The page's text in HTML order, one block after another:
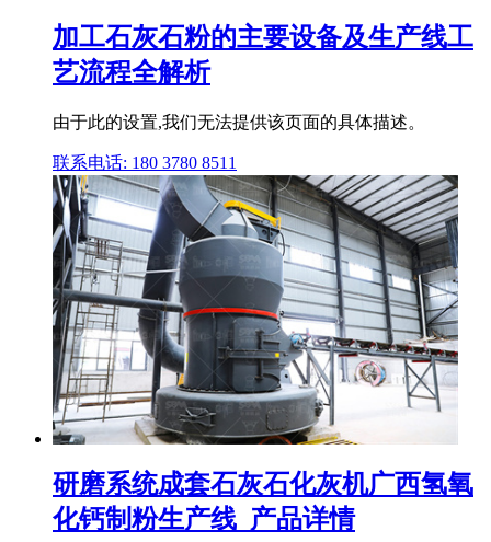
加工石灰石粉的主要设备及生产线工
艺流程全解析
由于此的设置,我们无法提供该页面的具体描述。
联系电话: 180 3780 8511
研磨系统成套石灰石化灰机广西氢氧
化钙制粉生产线_产品详情